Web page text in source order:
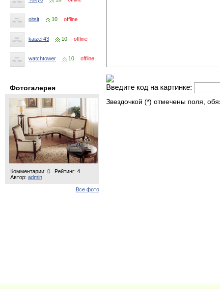
oltsit 10 offline
kaizer43 10 offline
watchtower 10 offline
Фотогалерея
Комментарии: 0
Рейтинг: 4
Автор: admin
Все фото
Введите код на картинке:
Звездочкой (*) отмечены поля,